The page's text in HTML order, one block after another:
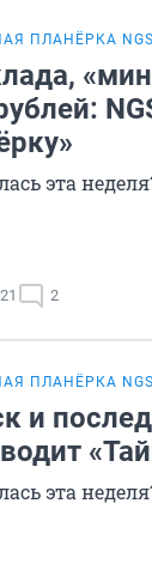
ПЛАНЁРКА
эта
2
ПЛАНЁРКА
и
эта